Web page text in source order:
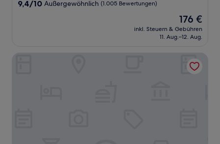
9.4
9,4/10 Außergewöhnlich (1.005 Bewertungen)
Der
Preis
beträgt
176 €
inkl. Steuern & Gebühren
11. Aug.–12. Aug.